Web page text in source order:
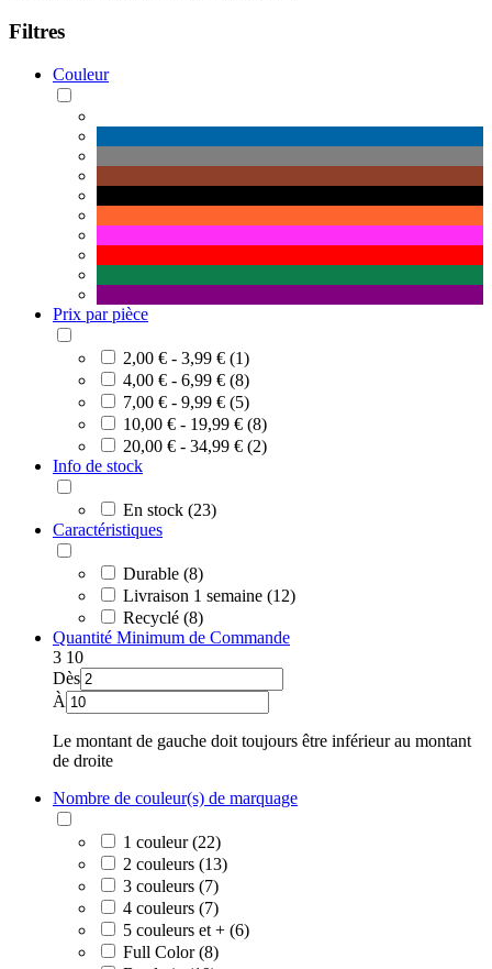
Filtres
Couleur
Prix par pièce
2,00 € - 3,99 € (1)
4,00 € - 6,99 € (8)
7,00 € - 9,99 € (5)
10,00 € - 19,99 € (8)
20,00 € - 34,99 € (2)
Info de stock
En stock (23)
Caractéristiques
Durable (8)
Livraison 1 semaine (12)
Recyclé (8)
Quantité Minimum de Commande
3 10
Dès
À
Le montant de gauche doit toujours être inférieur au montant
de droite
Nombre de couleur(s) de marquage
1 couleur (22)
2 couleurs (13)
3 couleurs (7)
4 couleurs (7)
5 couleurs et + (6)
Full Color (8)